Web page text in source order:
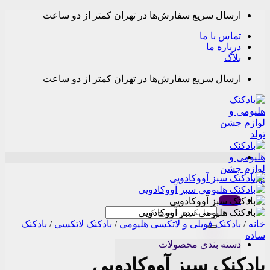
Skip
content
ارسال سریع سفارش‌ها در تهران کمتر از دو ساعت
تماس با ما
درباره ما
بلاگ
ارسال سریع سفارش‌ها در تهران کمتر از دو ساعت
Menu
جستجو
برای:
دسته بندی محصولات
خانه / بادکنک فویلی و لاتکسی هلیومی / بادکنک لاتکسی / بادکنک
ساده
بادکنک سبز آووکادویی